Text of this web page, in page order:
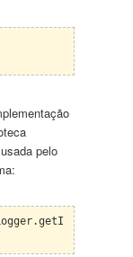
pelo